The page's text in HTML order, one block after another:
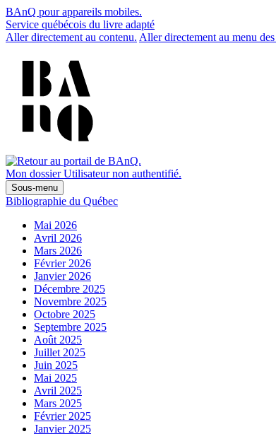
BAnQ pour appareils mobiles.
Service québécois du livre adapté
Aller directement au contenu. Aller directement au menu
Mon dossier Utilisateur non authentifié.
Sous-menu
Bibliographie du Québec
Mai 2026
Avril 2026
Mars 2026
Février 2026
Janvier 2026
Décembre 2025
Novembre 2025
Octobre 2025
Septembre 2025
Août 2025
Juillet 2025
Juin 2025
Mai 2025
Avril 2025
Mars 2025
Février 2025
Janvier 2025